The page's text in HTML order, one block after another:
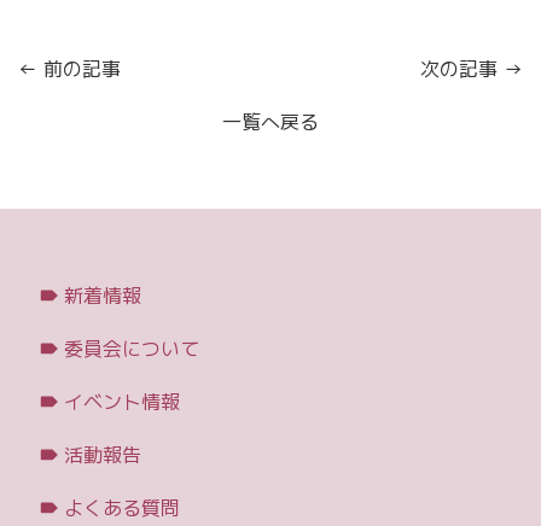
← 前の記事
次の記事 →
一覧へ戻る
新着情報
委員会について
イベント情報
活動報告
よくある質問